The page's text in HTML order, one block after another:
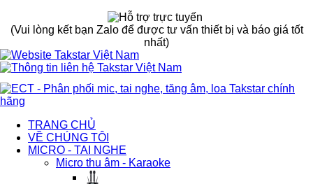
(Vui lòng kết bạn Zalo để được tư vấn thiết bị và báo giá tốt
nhất)
TRANG CHỦ
VỀ CHÚNG TÔI
MICRO - TAI NGHE
Micro thu âm - Karaoke